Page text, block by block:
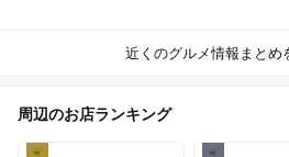
近くのグルメ情報まとめ
周辺のお店ランキング